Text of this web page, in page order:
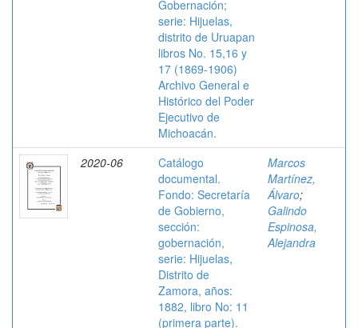
Gobernación;
serie: Hijuelas,
distrito de Uruapan
libros No. 15,16 y
17 (1869-1906)
Archivo General e
Histórico del Poder
Ejecutivo de
Michoacán.
2020-06
Catálogo
documental.
Fondo: Secretaría
de Gobierno,
sección:
gobernación,
serie: Hijuelas,
Distrito de
Zamora, años:
1882, libro No: 11
(primera parte).
Marcos
Martínez,
Álvaro;
Galindo
Espinosa,
Alejandra